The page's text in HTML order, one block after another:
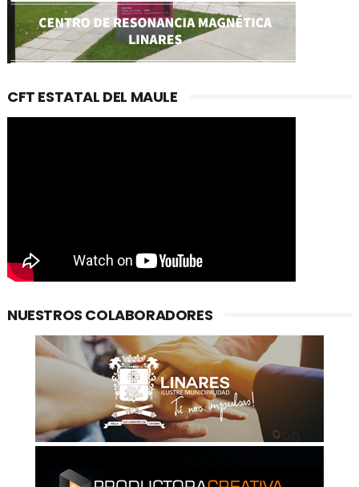
CFT ESTATAL DEL MAULE
NUESTROS COLABORADORES